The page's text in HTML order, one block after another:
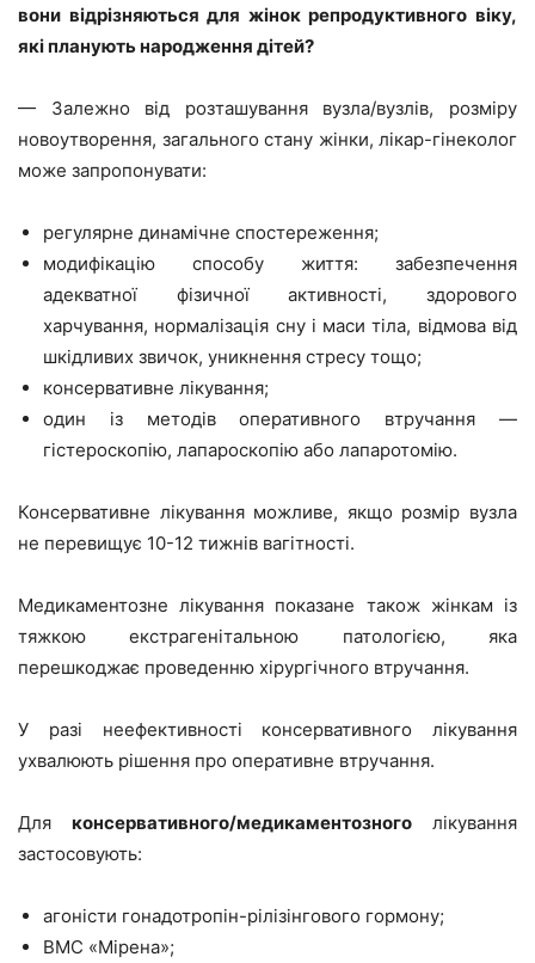
вони відрізняються для жінок репродуктивного віку,
які планують народження дітей?
— Залежно від розташування вузла/вузлів, розміру
новоутворення, загального стану жінки, лікар-гінеколог
може запропонувати:
регулярне динамічне спостереження;
модифікацію способу життя: забезпечення
адекватної фізичної активності, здорового
харчування, нормалізація сну і маси тіла, відмова від
шкідливих звичок, уникнення стресу тощо;
консервативне лікування;
один із методів оперативного втручання —
гістероскопію, лапароскопію або лапаротомію.
Консервативне лікування можливе, якщо розмір вузла
не перевищує 10-12 тижнів вагітності.
Медикаментозне лікування показане також жінкам із
тяжкою екстрагенітальною патологією, яка
перешкоджає проведенню хірургічного втручання.
У разі неефективності консервативного лікування
ухвалюють рішення про оперативне втручання.
Для консервативного/медикаментозного лікування
застосовують:
агоністи гонадотропін-рілізінгового гормону;
ВМС «Мірена»;